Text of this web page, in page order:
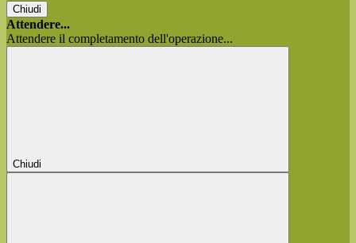
Chiudi
Attendere...
Attendere il completamento dell'operazione...
Chiudi